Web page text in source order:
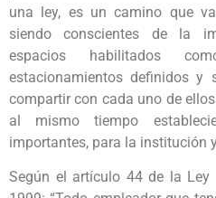
una ley, es un camino que
siendo conscientes de la
espacios habilitados
estacionamientos definidos y
compartir con cada uno de
al mismo tiempo
importantes, para la institución
Según el artículo 44 de la